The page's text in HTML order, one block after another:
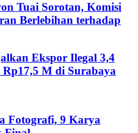
Tuai Sorotan, Komisi
Berlebihan terhadap
Ekspor Ilegal 3,4
M di Surabaya
Fotografi, 9 Karya